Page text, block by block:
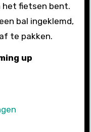
het fietsen bent.
bal ingeklemd,
te pakken.
up